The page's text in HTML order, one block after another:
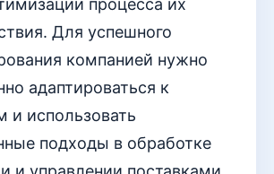
процесса их
Для успешного
компанией нужно
адаптироваться к
и использовать
подходы в обработке